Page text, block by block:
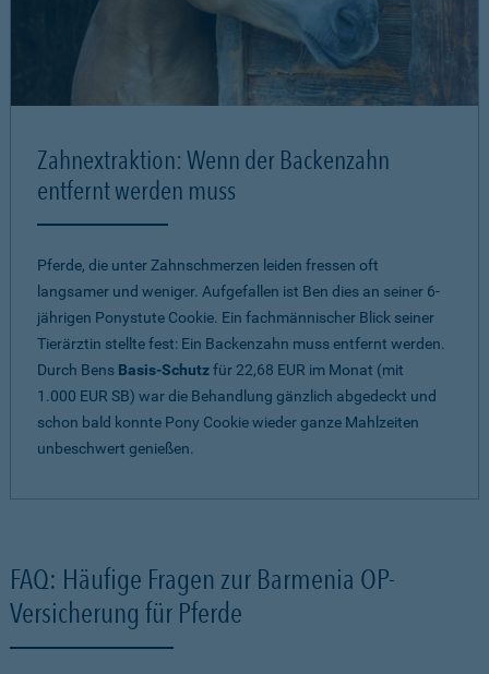
Zahnextraktion: Wenn der Backenzahn
entfernt werden muss
Pferde, die unter Zahnschmerzen leiden fressen oft
langsamer und weniger. Aufgefallen ist Ben dies an seiner 6-
jährigen Ponystute Cookie. Ein fachmännischer Blick seiner
Tierärztin stellte fest: Ein Backenzahn muss entfernt werden.
Durch Bens Basis-Schutzfür 22,68 EUR im Monat (mit
1.000 EUR SB) war die Behandlung gänzlich abgedeckt und
schon bald konnte Pony Cookie wieder ganze Mahlzeiten
unbeschwert genießen.
FAQ: Häufige Fragen zur Barmenia OP-
Versicherung für Pferde